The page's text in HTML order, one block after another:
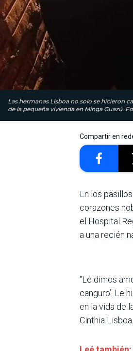
Las hermanas Lisboa no solo se hicieron
de la pequeña vivienda en Minga Guazú.
Compartir en
En los
corazones
el Hospital
a una recién
“Le dimos
canguro’. Le
en la vida de
Cinthia Lisboa.